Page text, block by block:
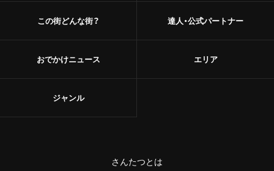
この街どんな街？
おでかけニュース
達人・公式パートナー
エリア
ジャンル
さんたつとは